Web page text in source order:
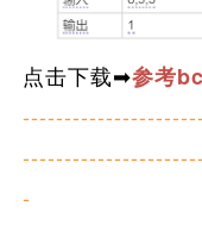
点击下载➡参考
-